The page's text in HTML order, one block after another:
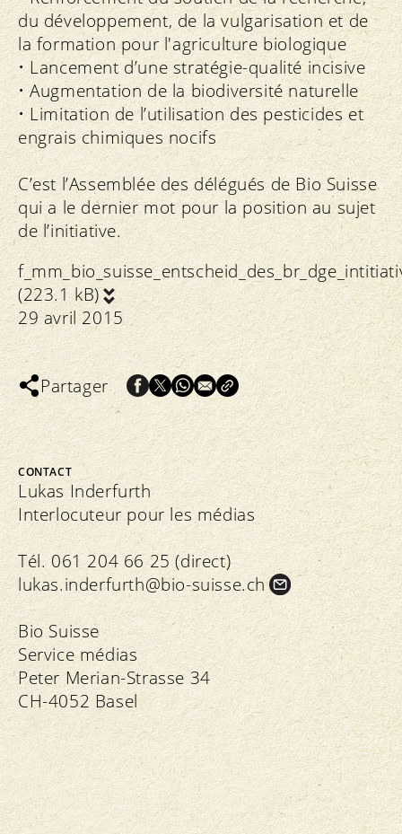
du développement, de la vulgarisation et de
la formation pour l'agriculture biologique
• Lancement d’une stratégie-qualité incisive
• Augmentation de la biodiversité naturelle
• Limitation de l’utilisation des pesticides et
engrais chimiques nocifs
C’est l’Assemblée des délégués de Bio Suisse
qui a le dernier mot pour la position au sujet
de l’initiative.
(223.1 kB)
29 avril 2015
Partager
CONTACT
Lukas Inderfurth
Interlocuteur pour les médias
Tél. 061 204 66 25 (direct)
lukas.inderfurth@bio-suisse.ch
Bio Suisse
Service médias
Peter Merian-Strasse 34
CH-4052 Basel